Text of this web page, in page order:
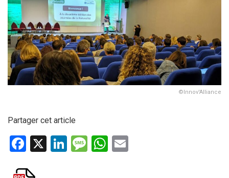
©Innov'Alliance
Partager cet article
F
X
Li
M W